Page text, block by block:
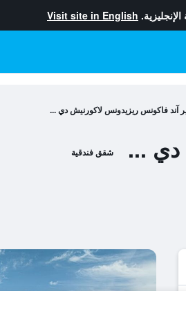
Visit site in English
آند فاكونس ريزيدونس لاكورنيش دي ...
دي ... شقق فندقية